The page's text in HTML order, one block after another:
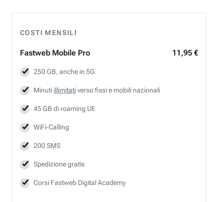
COSTI MENSILI
Fastweb Mobile Pro 11,95 €
250 GB, anche in 5G
Minuti illimitativerso fissi e mobili nazionali
45 GB di roaming UE
WiFi-Calling
200 SMS
Spedizione gratis
Corsi Fastweb Digital Academy